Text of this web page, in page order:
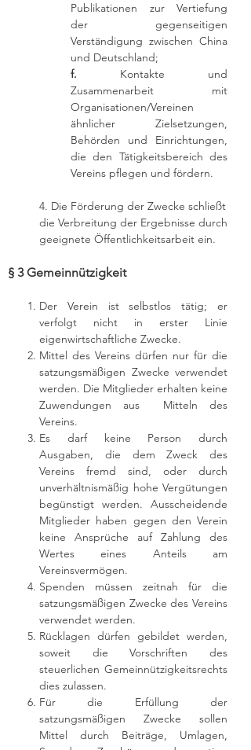
Publikationen zur Vertiefung
der gegenseitigen
Verständigung zwischen China
und Deutschland;
f. Kontakte und
Zusammenarbeit mit
Organisationen/Vereinen
ähnlicher Zielsetzungen,
Behörden und Einrichtungen,
die den Tätigkeitsbereich des
Vereins pflegen und fördern.
4. Die Förderung der Zwecke schließt
die Verbreitung der Ergebnisse durch
geeignete Öffentlichkeitsarbeit ein.
§ 3 Gemeinnützigkeit
Der Verein ist selbstlos tätig; er
verfolgt nicht in erster Linie
eigenwirtschaftliche Zwecke.
Mittel des Vereins dürfen nur für die
satzungsmäßigen Zwecke verwendet
werden. Die Mitglieder erhalten keine
Zuwendungen aus Mitteln des
Vereins.
Es darf keine Person durch
Ausgaben, die dem Zweck des
Vereins fremd sind, oder durch
unverhältnismäßig hohe Vergütungen
begünstigt werden. Ausscheidende
Mitglieder haben gegen den Verein
keine Ansprüche auf Zahlung des
Wertes eines Anteils am
Vereinsvermögen.
Spenden müssen zeitnah für die
satzungsmäßigen Zwecke des Vereins
verwendet werden.
Rücklagen dürfen gebildet werden,
soweit die Vorschriften des
steuerlichen Gemeinnützigkeitsrechts
dies zulassen.
Für die Erfüllung der
satzungsmäßigen Zwecke sollen
Mittel durch Beiträge, Umlagen,